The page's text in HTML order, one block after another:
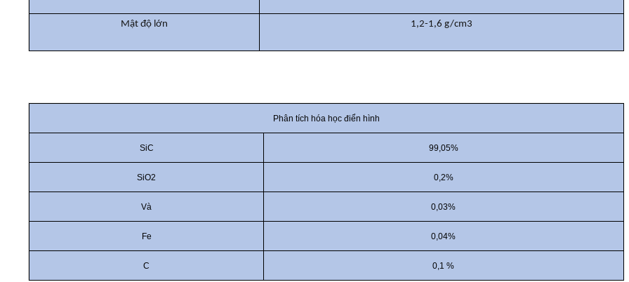
Mật độ lớn 1,2-1,6 g/cm3
Phân tích hóa học điển hình
SiC 99,05%
SiO2 0,2%
Và 0,03%
Fe 0,04%
C 0,1%